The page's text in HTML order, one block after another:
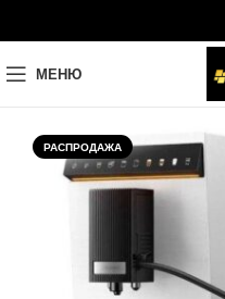
МЕНЮ
РАСПРОДАЖА